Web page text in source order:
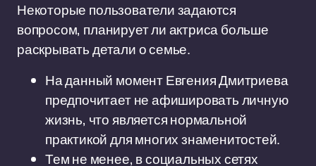
Некоторые пользователи задаются
вопросом, планирует ли актриса больше
раскрывать детали о семье.
На данный момент Евгения Дмитриева
предпочитает не афишировать личную
жизнь, что является нормальной
практикой для многих знаменитостей.
Тем не менее, в социальных сетях